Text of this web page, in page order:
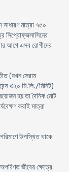
মাত্রা ৭৫০
সিপ্রোফ্লক্সাসিনের
আগে এসব রোগীদের
(যখন সেরাম
<২০ মি.লি./মিনিট)
হয় তা দৈনিক মোট
করাই মাত্রা
উপস্থিত থাকে
জীবের ক্ষেত্রে